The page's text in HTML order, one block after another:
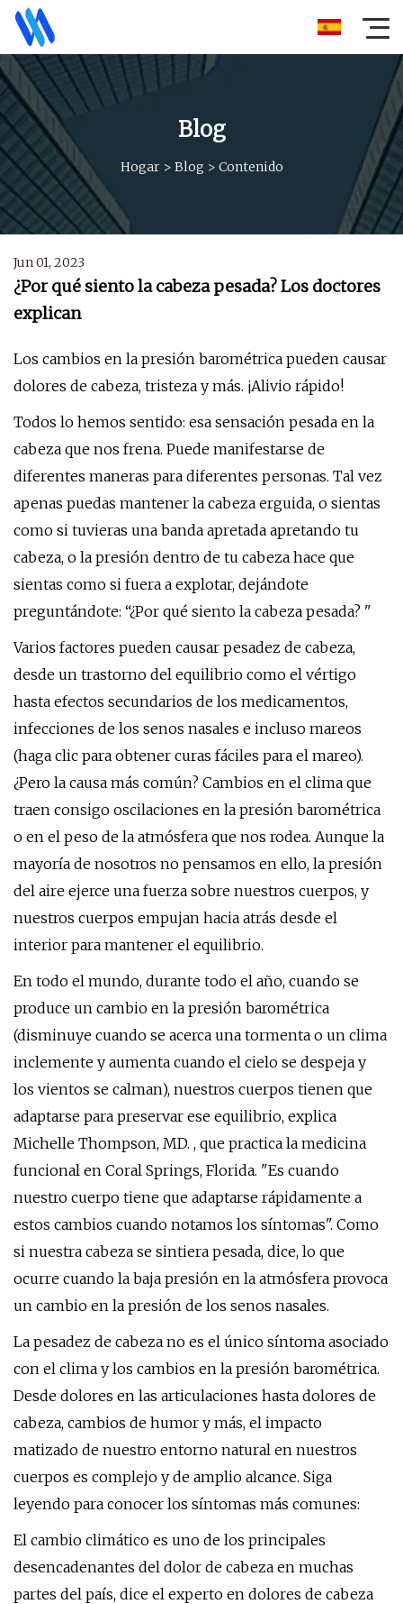
Blog
Hogar> Blog > Contenido
Jun 01, 2023
¿Por qué siento la cabeza pesada? Los doctores
explican
Los cambios en la presión barométrica pueden causar
dolores de cabeza, tristeza y más. ¡Alivio rápido!
Todos lo hemos sentido: esa sensación pesada en la
cabeza que nos frena. Puede manifestarse de
diferentes maneras para diferentes personas. Tal vez
apenas puedas mantener la cabeza erguida, o sientas
como si tuvieras una banda apretada apretando tu
cabeza, o la presión dentro de tu cabeza hace que
sientas como si fuera a explotar, dejándote
preguntándote: “¿Por qué siento la cabeza pesada? "
Varios factores pueden causar pesadez de cabeza,
desde un trastorno del equilibrio como el vértigo
hasta efectos secundarios de los medicamentos,
infecciones de los senos nasales e incluso mareos
(haga clic para obtener curas fáciles para el mareo).
¿Pero la causa más común? Cambios en el clima que
traen consigo oscilaciones en la presión barométrica
o en el peso de la atmósfera que nos rodea. Aunque la
mayoría de nosotros no pensamos en ello, la presión
del aire ejerce una fuerza sobre nuestros cuerpos, y
nuestros cuerpos empujan hacia atrás desde el
interior para mantener el equilibrio.
En todo el mundo, durante todo el año, cuando se
produce un cambio en la presión barométrica
(disminuye cuando se acerca una tormenta o un clima
inclemente y aumenta cuando el cielo se despeja y
los vientos se calman), nuestros cuerpos tienen que
adaptarse para preservar ese equilibrio, explica
Michelle Thompson, MD. , que practica la medicina
funcional en Coral Springs, Florida. "Es cuando
nuestro cuerpo tiene que adaptarse rápidamente a
estos cambios cuando notamos los síntomas". Como
si nuestra cabeza se sintiera pesada, dice, lo que
ocurre cuando la baja presión en la atmósfera provoca
un cambio en la presión de los senos nasales.
La pesadez de cabeza no es el único síntoma asociado
con el clima y los cambios en la presión barométrica.
Desde dolores en las articulaciones hasta dolores de
cabeza, cambios de humor y más, el impacto
matizado de nuestro entorno natural en nuestros
cuerpos es complejo y de amplio alcance. Siga
leyendo para conocer los síntomas más comunes:
El cambio climático es uno de los principales
desencadenantes del dolor de cabeza en muchas
partes del país, dice el experto en dolores de cabeza